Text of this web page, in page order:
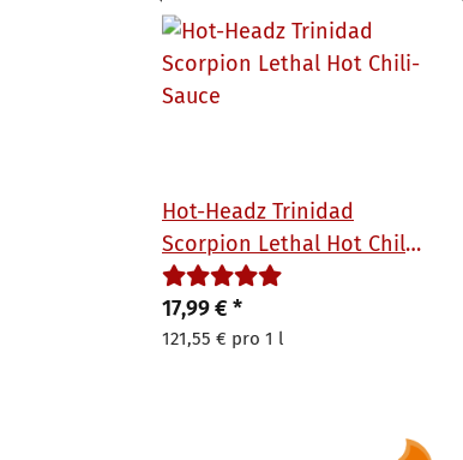
Hot-Headz Trinidad
Scorpion Lethal Hot Chili-
Sauce 148 ml
17,99 €*
121,55 € pro 1 l